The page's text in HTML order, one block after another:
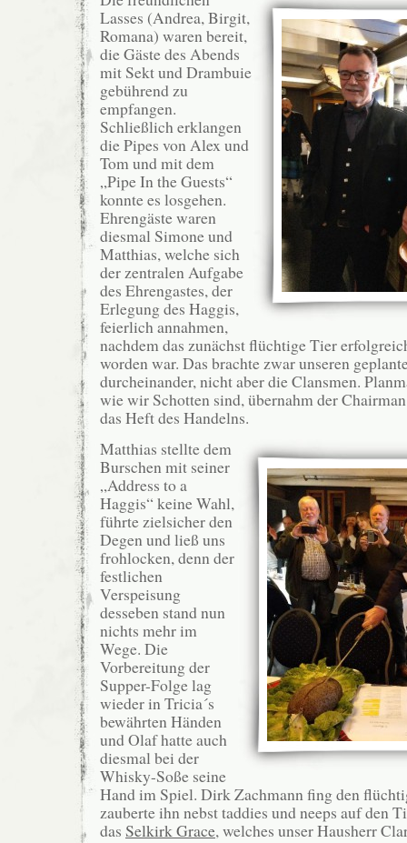
Lasses (Andrea, Birgit,
Romana) waren bereit,
die Gäste des Abends
mit Sekt und Drambuie
gebührend zu
empfangen.
Schließlich erklangen
die Pipes von Alex und
Tom und mit dem
„Pipe In the Guests“
konnte es losgehen.
Ehrengäste waren
diesmal Simone und
Matthias, welche sich
der zentralen Aufgabe
des Ehrengastes, der
Erlegung des Haggis,
feierlich annahmen,
nachdem das zunächst flüchtige Tier
worden war. Das brachte zwar unseren
durcheinander, nicht aber die Clansmen.
wie wir Schotten sind, übernahm der
das Heft des Handelns.
Matthias stellte dem
Burschen mit seiner
„Address to a
Haggis“ keine Wahl,
führte zielsicher den
Degen und ließ uns
frohlocken, denn der
festlichen
Verspeisung
desseben stand nun
nichts mehr im
Wege. Die
Vorbereitung der
Supper-Folge lag
wieder in Tricia´s
bewährten Händen
und Olaf hatte auch
diesmal bei der
Whisky-Soße seine
Hand im Spiel. Dirk Zachmann fing den
zauberte ihn nebst taddies und neeps auf den
das Selkirk Grace, welches unser Hausherr